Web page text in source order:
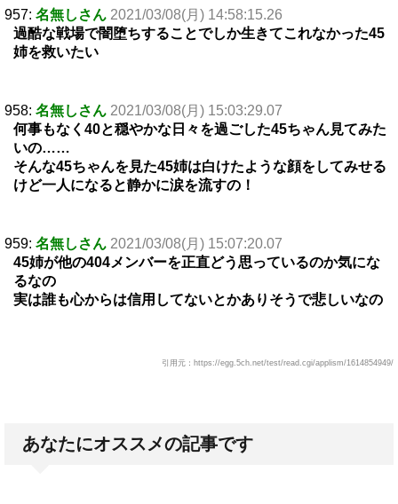
957: 名無しさん 2021/03/08(月) 14:58:15.26
過酷な戦場で闇堕ちすることでしか生きてこれなかった45
姉を救いたい
958: 名無しさん 2021/03/08(月) 15:03:29.07
何事もなく40と穏やかな日々を過ごした45ちゃん見てみた
いの……
そんな45ちゃんを見た45姉は白けたような顔をしてみせる
けど一人になると静かに涙を流すの！
959: 名無しさん 2021/03/08(月) 15:07:20.07
45姉が他の404メンバーを正直どう思っているのか気にな
るなの
実は誰も心からは信用してないとかありそうで悲しいなの
引用元：https://egg.5ch.net/test/read.cgi/applism/1614854949/
あなたにオススメの記事です